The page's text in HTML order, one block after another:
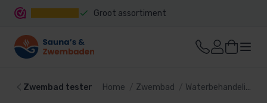
Groot assortiment
Zwembad tester Home Zwembad Waterbehandeling